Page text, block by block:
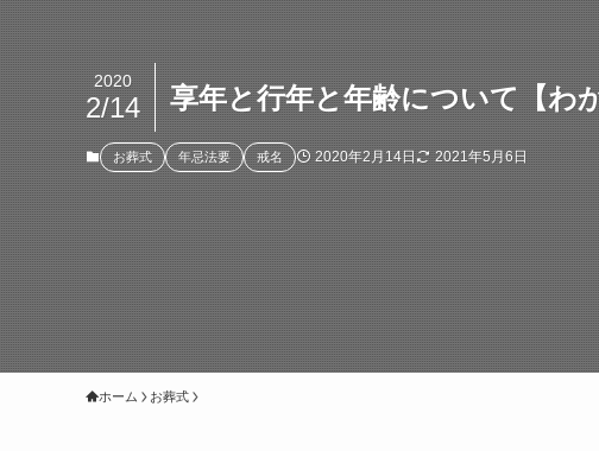
享年と行年と年齢について【わ
2020
2/14
お葬式 年忌法要 戒名 2020年2月14日 2021年5月6日
ホーム お葬式